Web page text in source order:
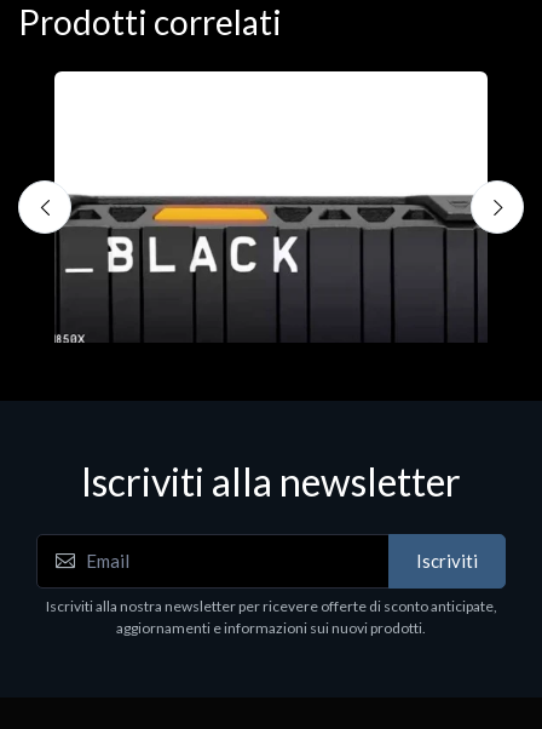
Prodotti correlati
WD_BLACK SN850X NVMe SSD
WDBB9H0020BNC - SSD - 2 TB - interno - M.2
2280 - PCIe 4.0 (NVMe) - dissipatore integrato -
nero
Iscriviti alla newsletter
Iscriviti
Iscriviti alla nostra newsletter per ricevere offerte di sconto anticipate,
aggiornamenti e informazioni sui nuovi prodotti.